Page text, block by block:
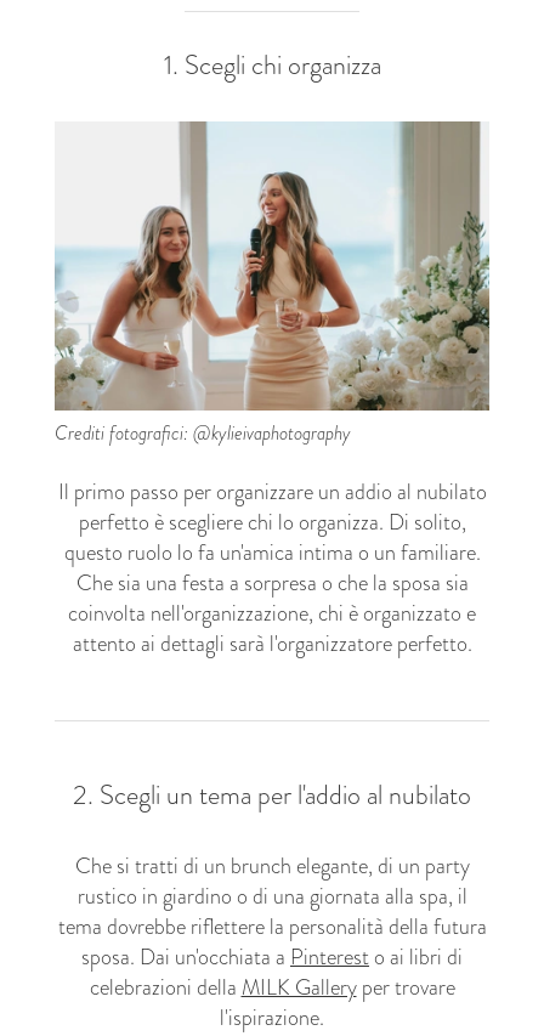
1. Scegli chi organizza
Crediti fotografici: @kylieivaphotography
Il primo passo per organizzare un addio al nubilato
perfetto è scegliere chi lo organizza. Di solito,
questo ruolo lo fa un'amica intima o un familiare.
Che sia una festa a sorpresa o che la sposa sia
coinvolta nell'organizzazione, chi è organizzato e
attento ai dettagli sarà l'organizzatore perfetto.
2. Scegli un tema per l'addio al nubilato
Che si tratti di un brunch elegante, di un party
rustico in giardino o di una giornata alla spa, il
tema dovrebbe riflettere la personalità della futura
sposa. Dai un'occhiata aPinteresto ai libri di
celebrazioni dellaMILK Galleryper trovare
l'ispirazione.